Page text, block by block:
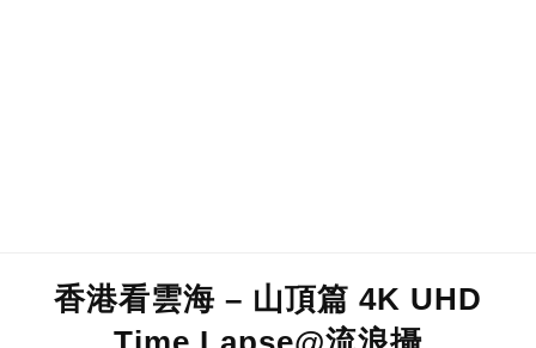
香港看雲海 – 山頂篇 4K UHD